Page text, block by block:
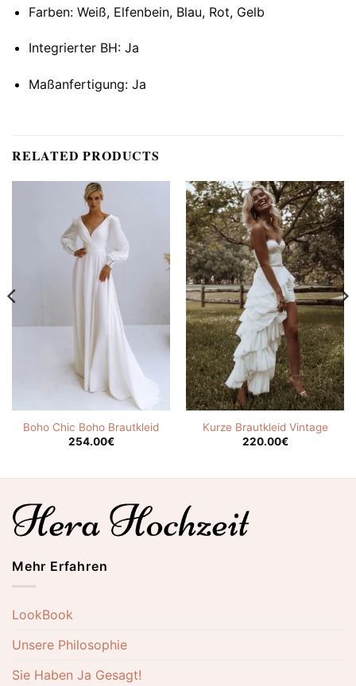
Farben: Weiß, Elfenbein, Blau, Rot, Gelb
Integrierter BH: Ja
Maßanfertigung: Ja
RELATED PRODUCTS
Boho Chic Boho Brautkleid
254.00€
Kurze Brautkleid Vintage
220.00€
Mehr Erfahren
LookBook
Unsere Philosophie
Sie Haben Ja Gesagt!